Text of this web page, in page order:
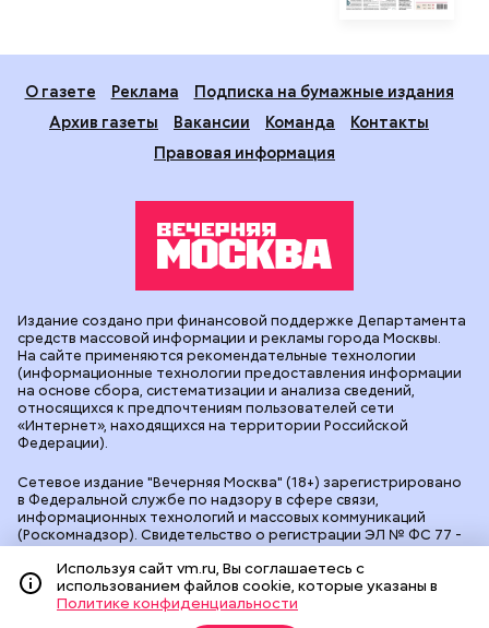
О газете Реклама
Подписка на бумажные издания
Архив газеты
Вакансии Команда
Контакты
Правовая информация
Сетевое издание "Вечерняя Москва" (18+) зарегистрировано
в Федеральной службе по надзору в сфере связи,
информационных технологий и массовых коммуникаций
(Роскомнадзор). Свидетельство о регистрации ЭЛ № ФС 77 -
90524 от 09.12.2025. Учредитель: АО "Редакция газеты
"Вечерняя Москва". Главный редакторvm.ru: Александр
Геннадьевич Глуходедов. Адрес редакции: 127015, г.Москва,
Бумажный пр-д, д. 14, стр. 2. Телефон:+7(499)557-04-24
. Почта для связи с редакцией сайта:
Издание создано при финансовой поддержке Департамента
средств массовой информации и рекламы города Москвы.
На сайте применяются рекомендательные технологии
(информационные технологии предоставления информации
на основе сбора, систематизации и анализа сведений,
относящихся к предпочтениям пользователей сети
«Интернет», находящихся на территории Российской
Федерации).
Используя сайт vm.ru, Вы соглашаетесь с
использованием файлов cookie, которые указаны в
Политике конфиденциальности